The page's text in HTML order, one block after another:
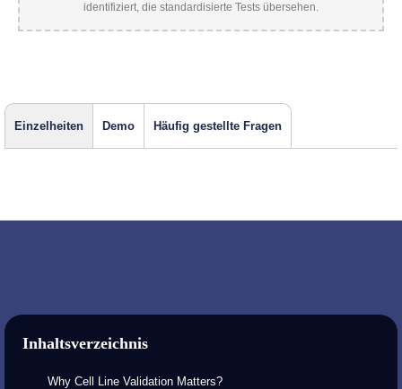
identifiziert, die standardisierte Tests übersehen.
Einzelheiten Demo Häufig gestellte Fragen
Inhaltsverzeichnis
Why Cell Line Validation Matters?